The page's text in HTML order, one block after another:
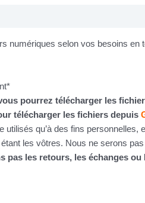
numériques selon vos besoins en
pourrez télécharger les
télécharger les fichiers depuis
utilisés qu’à des fins
les vôtres. Nous ne serons
pas les retours, les échanges